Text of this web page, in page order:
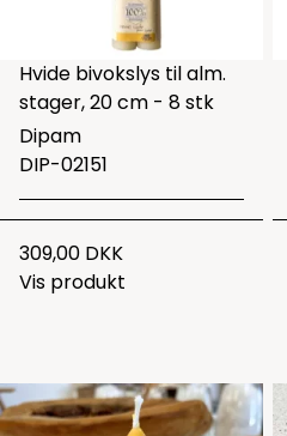
Hvide bivokslys til alm.
stager, 20 cm - 8 stk
Dipam
DIP-02151
309,00 DKK
Vis produkt